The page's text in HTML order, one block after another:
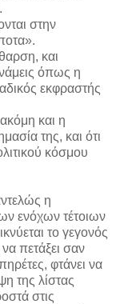
στην
και
όπως η
εκφραστής
και η
της, και ότι
κόσμου
η
ενόχων τέτοιων
το γεγονός
πετάξει σαν
φτάνει να
της λίστας
στις